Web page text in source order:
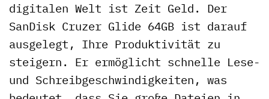
digitalen Welt ist Zeit Geld. Der
SanDisk Cruzer Glide 64GB ist darauf
ausgelegt, Ihre Produktivität zu
steigern. Er ermöglicht schnelle Lese-
und Schreibgeschwindigkeiten, was